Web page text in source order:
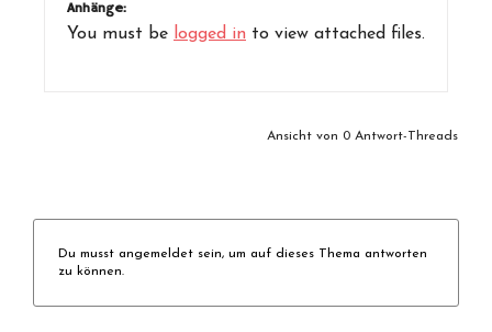
Anhänge:
You must be logged in to view attached files.
Ansicht von 0 Antwort-Threads
Du musst angemeldet sein, um auf dieses Thema antworten
zu können.